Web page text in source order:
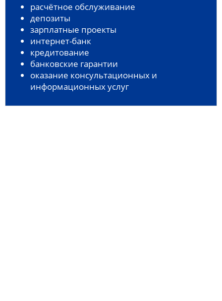
расчётное обслуживание
депозиты
зарплатные проекты
интернет-банк
кредитование
банковские гарантии
оказание консультационных и
информационных услуг